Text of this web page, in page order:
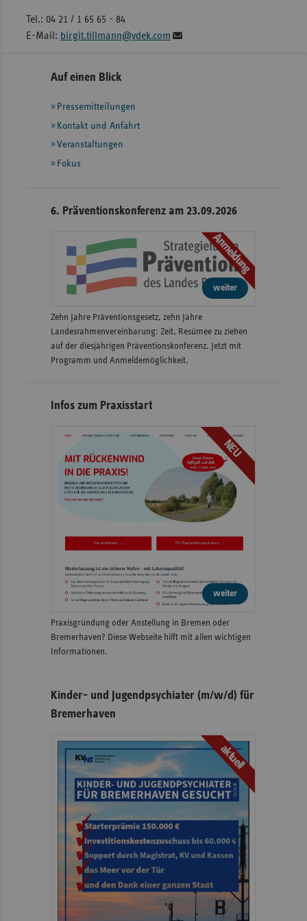
Tel.: 04 21 / 1 65 65 - 84
E-Mail: birgit.tillmann@vdek.com
Seitennavigation
Seitenleiste
weiteren
Informationen
Auf einen Blick
Pressemitteilungen
Kontakt und Anfahrt
Veranstaltungen
Fokus
6. Präventionskonferenz am 23.09.2026
Anmeldung
weiter
Zehn Jahre Präventionsgesetz, zehn Jahre
Landesrahmenvereinbarung: Zeit, Resümee zu ziehen
auf der diesjährigen Präventionskonferenz. Jetzt mit
Programm und Anmeldemöglichkeit.
Infos zum Praxisstart
NEU
weiter
Praxisgründung oder Anstellung in Bremen oder
Bremerhaven? Diese Webseite hilft mit allen wichtigen
Informationen.
Kinder- und Jugendpsychiater (m/w/d) für
Bremerhaven
aktuell